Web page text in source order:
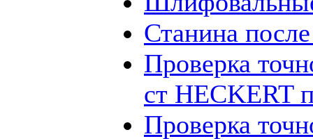
Станина
Проверка
ст HECKERT
Проверка